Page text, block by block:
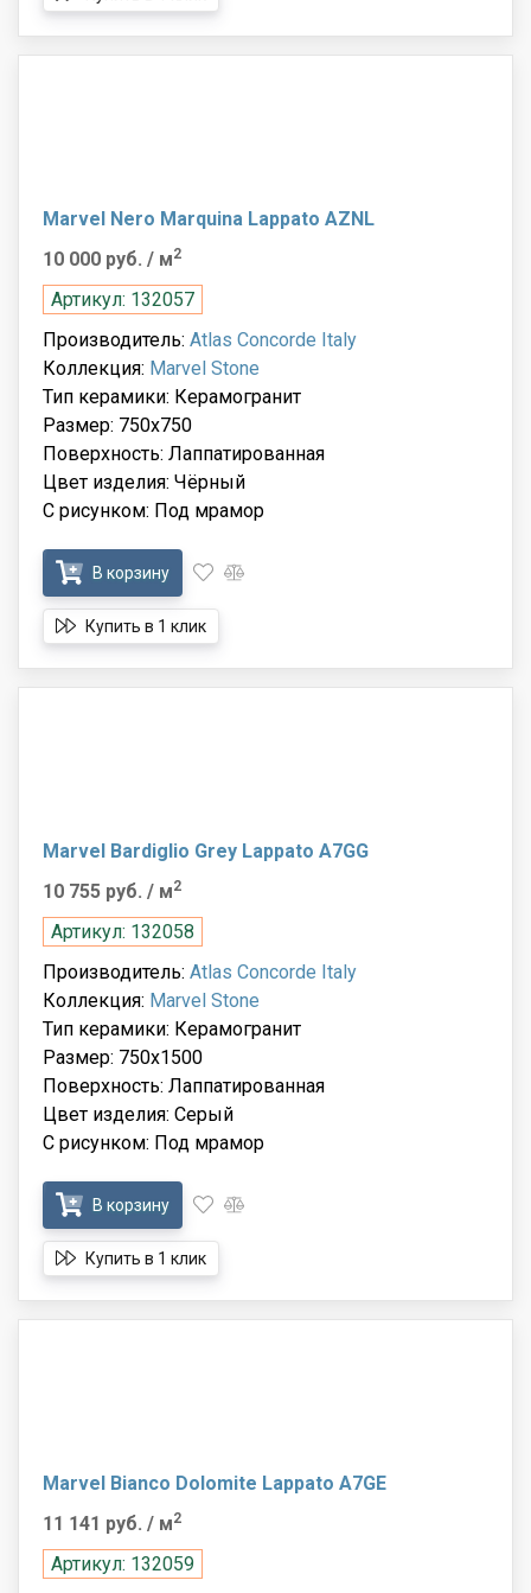
Marvel Nero Marquina Lappato AZNL
10 000 руб. / м2
Артикул: 132057
Производитель: Atlas Concorde Italy
Коллекция: Marvel Stone
Тип керамики: Керамогранит
Размер: 750x750
Поверхность: Лаппатированная
Цвет изделия: Чёрный
С рисунком: Под мрамор
В корзину
Купить в 1 клик
Marvel Bardiglio Grey Lappato A7GG
10 755 руб. / м2
Артикул: 132058
Производитель: Atlas Concorde Italy
Коллекция: Marvel Stone
Тип керамики: Керамогранит
Размер: 750x1500
Поверхность: Лаппатированная
Цвет изделия: Серый
С рисунком: Под мрамор
В корзину
Купить в 1 клик
Marvel Bianco Dolomite Lappato A7GE
11 141 руб. / м2
Артикул: 132059